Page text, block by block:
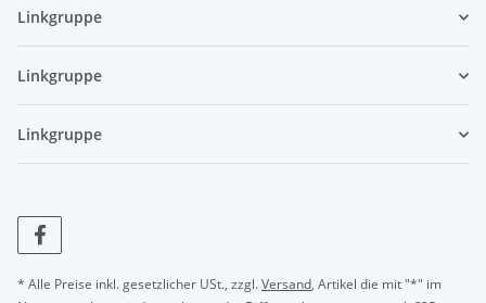
Linkgruppe
Linkgruppe
Linkgruppe
* Alle Preise inkl. gesetzlicher USt., zzgl.Versand, Artikel die mit "*" im